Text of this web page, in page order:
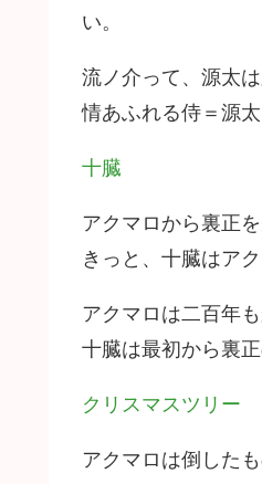
い。
流ノ介って、源太
情あふれる侍＝源
十臓
アクマロから裏正
きっと、十臓はア
アクマロは二百年
十臓は最初から裏
クリスマスツリー
アクマロは倒した